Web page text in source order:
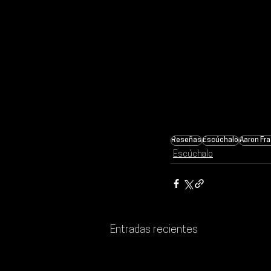
ReseñasEscúchaloAaron
Escúchalo
Entradas recientes